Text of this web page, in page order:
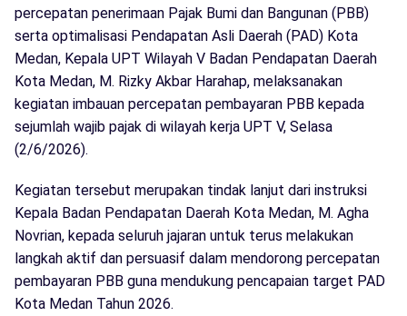
percepatan penerimaan Pajak Bumi dan Bangunan (PBB)
serta optimalisasi Pendapatan Asli Daerah (PAD) Kota
Medan, Kepala UPT Wilayah V Badan Pendapatan Daerah
Kota Medan, M. Rizky Akbar Harahap, melaksanakan
kegiatan imbauan percepatan pembayaran PBB kepada
sejumlah wajib pajak di wilayah kerja UPT V, Selasa
(2/6/2026).
Kegiatan tersebut merupakan tindak lanjut dari instruksi
Kepala Badan Pendapatan Daerah Kota Medan, M. Agha
Novrian, kepada seluruh jajaran untuk terus melakukan
langkah aktif dan persuasif dalam mendorong percepatan
pembayaran PBB guna mendukung pencapaian target PAD
Kota Medan Tahun 2026.